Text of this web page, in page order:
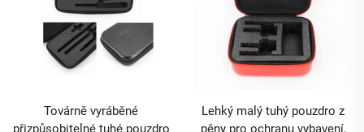
Továrně vyráběné
přizpůsobitelné tuhé pouzdro
Lehký malý tuhý pouzdro z
pěny pro ochranu vybavení,